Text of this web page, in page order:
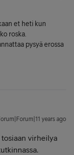
et heti kun
roska.
pysyä erossa
years ago
virheilya